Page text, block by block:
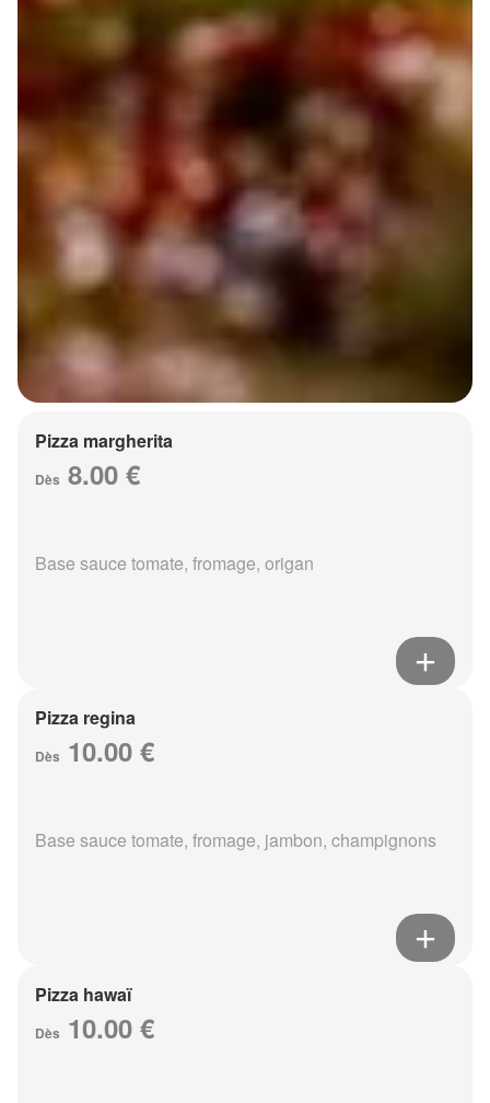
Pizza margherita
Dès 8.00 €
Base sauce tomate, fromage, origan
Pizza regina
Dès 10.00 €
Base sauce tomate, fromage, jambon, champignons
Pizza hawaï
Dès 10.00 €